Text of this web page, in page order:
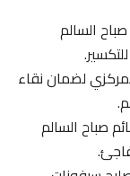
السالم
لضمان نقاء
السالم